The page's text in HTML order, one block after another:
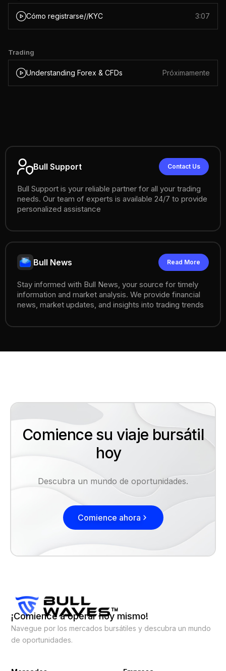
Cómo registrarse//KYC 3:07
Trading
Understanding Forex & CFDs Próximamente
Bull Support
Contact Us
Bull Support is your reliable partner for all your trading
needs. Our team of experts is available 24/7 to provide
personalized assistance
Bull News
Read More
Stay informed with Bull News, your source for timely
information and market analysis. We provide financial
news, market updates, and insights into trading trends
Comience su viaje bursátil
hoy
Descubra un mundo de oportunidades.
Comience ahora
¡Comience a operar hoy mismo!
Navegue por los mercados bursátiles y descubra un mundo
de oportunidades.